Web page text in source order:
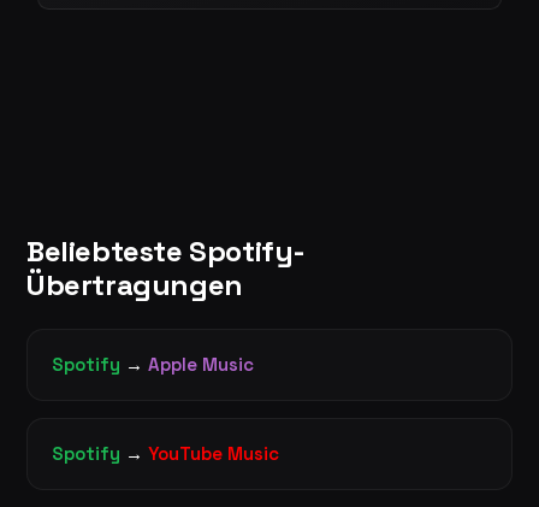
Beliebteste Spotify-
Übertragungen
Spotify → Apple Music
Spotify → YouTube Music